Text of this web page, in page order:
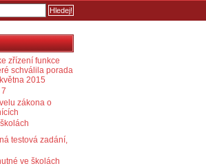
zřízení funkce
schválila porada
2015
zákona o
testová zadání,
ve školách